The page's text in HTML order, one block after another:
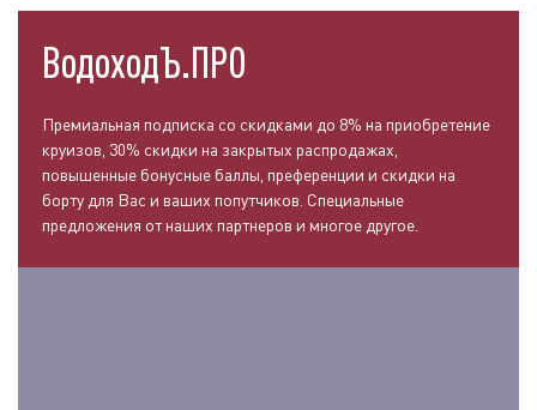
ВодоходЪ.ПРО
Премиальная подписка со скидками до 8% на приобретение
круизов, 30% скидки на закрытых распродажах,
повышенные бонусные баллы, преференции и скидки на
борту для Вас и ваших попутчиков. Специальные
предложения от наших партнеров и многое другое.